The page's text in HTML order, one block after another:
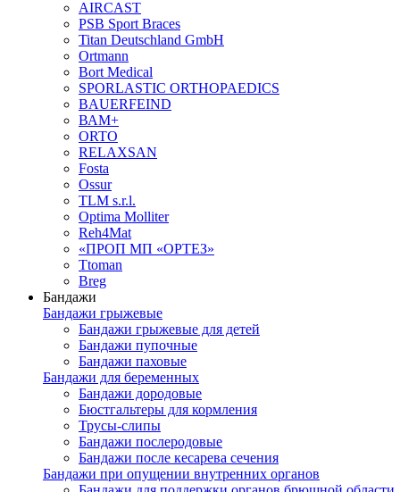
AIRCAST
PSB Sport Braces
Titan Deutschland GmbH
Ortmann
Bort Medical
SPORLASTIC ORTHOPAEDICS
BAUERFEIND
ВАМ+
ORTO
RELAXSAN
Fosta
Ossur
TLM s.r.l.
Optima Molliter
Reh4Mat
«ПРОП МП «ОРТЕЗ»
Ttoman
Breg
Бандажи
Бандажи грыжевые
Бандажи грыжевые для детей
Бандажи пупочные
Бандажи паховые
Бандажи для беременных
Бандажи дородовые
Бюстгальтеры для кормления
Трусы-слипы
Бандажи послеродовые
Бандажи после кесарева сечения
Бандажи при опущении внутренних органов